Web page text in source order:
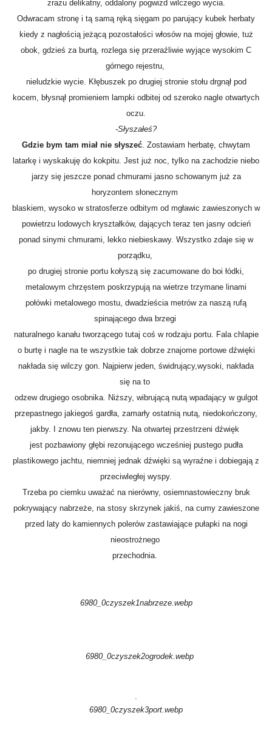
zrazu delikatny, oddalony pogwizd wilczego wycia.
Odwracam stronę i tą samą ręką sięgam po parujący kubek herbaty
kiedy z nagłością jeżącą pozostałości włosów na mojej głowie, tuż
obok, gdzieś za burtą, rozlega się przeraźliwie wyjące wysokim C
górnego rejestru,
nieludzkie wycie. Kłębuszek po drugiej stronie stołu drgnął pod
kocem, błysnął promieniem lampki odbitej od szeroko nagle otwartych
oczu.
-Słyszałeś?
Gdzie bym tam miał nie słyszeć. Zostawiam herbatę, chwytam
latarkę i wyskakuję do kokpitu. Jest już noc, tylko na zachodzie niebo
jarzy się jeszcze ponad chmurami jasno schowanym już za
horyzontem słonecznym
blaskiem, wysoko w stratosferze odbitym od mgławic zawieszonych w
powietrzu lodowych kryształków, dających teraz ten jasny odcień
ponad sinymi chmurami, lekko niebieskawy. Wszystko zdaje się w
porządku,
po drugiej stronie portu kołyszą się zacumowane do boi łódki,
metalowym chrzęstem poskrzypują na wietrze trzymane linami
połówki metalowego mostu, dwadzieścia metrów za naszą rufą
spinającego dwa brzegi
naturalnego kanału tworzącego tutaj coś w rodzaju portu. Fala chlapie
o burtę i nagle na te wszystkie tak dobrze znajome portowe dźwięki
nakłada się wilczy gon. Najpierw jeden, świdrujący,wysoki, nakłada
się na to
odzew drugiego osobnika. Niższy, wibrującą nutą wpadający w gulgot
przepastnego jakiegoś gardła, zamarły ostatnią nutą, niedokończony,
jakby. I znowu ten pierwszy. Na otwartej przestrzeni dźwięk
jest pozbawiony głębi rezonującego wcześniej pustego pudła
plastikowego jachtu, niemniej jednak dźwięki są wyraźne i dobiegają z
przeciwległej wyspy.
Trzeba po ciemku uważać na nierówny, osiemnastowieczny bruk
pokrywający nabrzeże, na stosy skrzynek jakiś, na cumy zawieszone
przed laty do kamiennych polerów zastawiające pułapki na nogi
nieostrożnego
przechodnia.
6980_0czyszek1nabrzeze.webp
6980_0czyszek2ogrodek.webp
.
6980_0czyszek3port.webp